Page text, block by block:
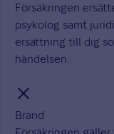
Försäkringen
psykolog samt
ersättning till dig
händelsen.
Brand